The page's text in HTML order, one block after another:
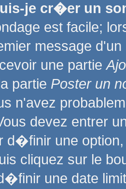
je cr�er un
est facile;
message
une partie
partie Poster un
n'avez
devez entrer
d�finir une
cliquez sur le
une date